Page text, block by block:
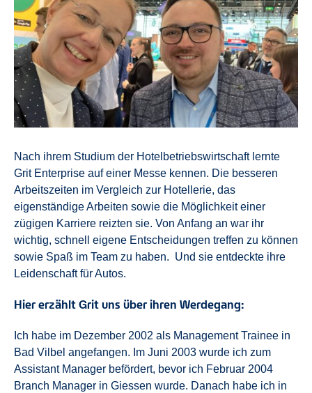
Nach ihrem Studium der Hotelbetriebswirtschaft lernte
Grit Enterprise auf einer Messe kennen. Die besseren
Arbeitszeiten im Vergleich zur Hotellerie, das
eigenständige Arbeiten sowie die Möglichkeit einer
zügigen Karriere reizten sie. Von Anfang an war ihr
wichtig, schnell eigene Entscheidungen treffen zu können
sowie Spaß im Team zu haben. Und sie entdeckte ihre
Leidenschaft für Autos.
Hier erzählt Grit uns über ihren Werdegang:
Ich habe im Dezember 2002 als Management Trainee in
Bad Vilbel angefangen. Im Juni 2003 wurde ich zum
Assistant Manager befördert, bevor ich Februar 2004
Branch Manager in Giessen wurde. Danach habe ich in